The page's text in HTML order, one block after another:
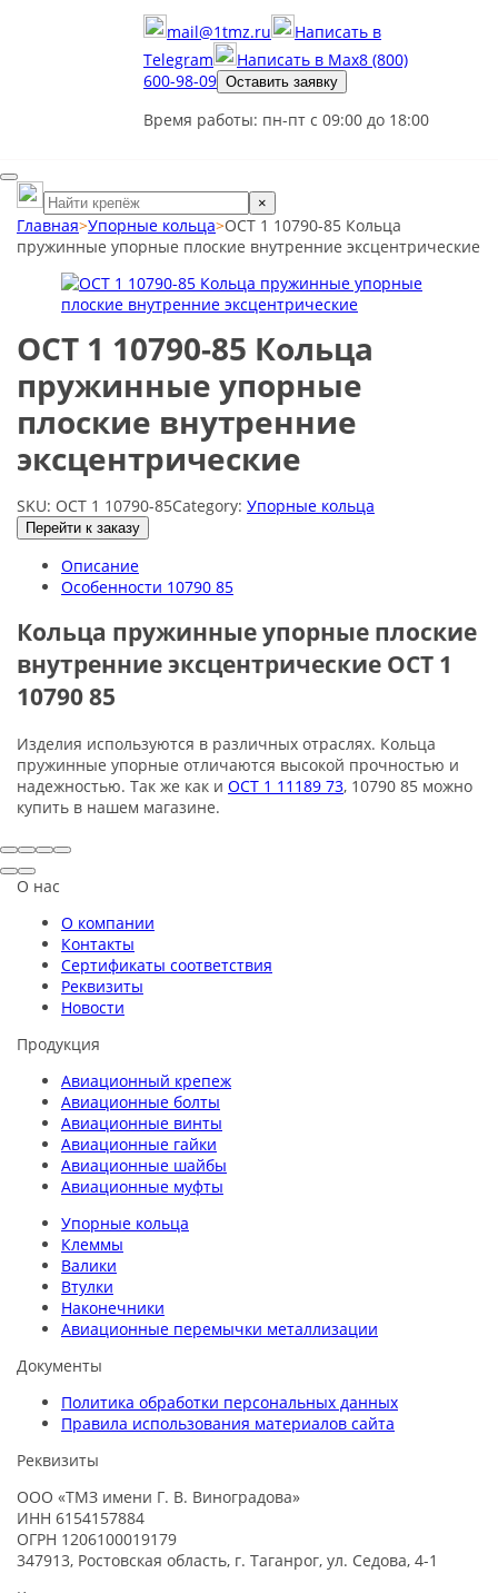
mail@1tmz.ru
Написать в
Telegram
Написать в Max8 (800)
600-98-09 Оставить заявку
Время работы: пн-пт с 09:00 до 18:00
×
Главная>Упорные кольца>ОСТ 1 10790-85 Кольца
пружинные упорные плоские внутренние эксцентрические
ОСТ 1 10790-85 Кольца
пружинные упорные
плоские внутренние
эксцентрические
SKU: ОСТ 1 10790-85Category: Упорные кольца
Перейти к заказу
Описание
Особенности 10790 85
Кольца пружинные упорные плоские
внутренние эксцентрические ОСТ 1
10790 85
Изделия используются в различных отраслях. Кольца
пружинные упорные отличаются высокой прочностью и
надежностью. Так же как и ОСТ 1 11189 73, 10790 85 можно
купить в нашем магазине.
О нас
О компании
Контакты
Сертификаты соответствия
Реквизиты
Новости
Продукция
Авиационный крепеж
Авиационные болты
Авиационные винты
Авиационные гайки
Авиационные шайбы
Авиационные муфты
Упорные кольца
Клеммы
Валики
Втулки
Наконечники
Авиационные перемычки металлизации
Документы
Политика обработки персональных данных
Правила использования материалов сайта
Реквизиты
ООО «ТМЗ имени Г. В. Виноградова»
ИНН 6154157884
ОГРН 1206100019179
347913, Ростовская область, г. Таганрог, ул. Седова, 4-1